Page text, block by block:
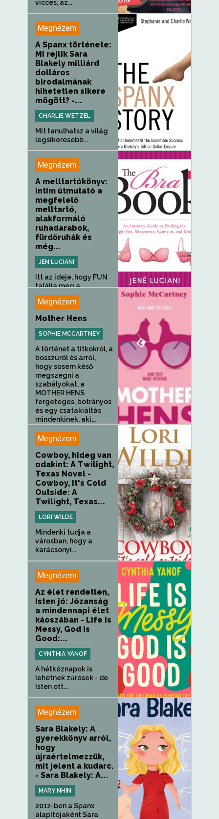
vicces, az...
Megnézem
A Spanx története:
Mi rejlik Sara
Blakely milliárd
dolláros
birodalmának
hihetetlen sikere
mögött? -...
CHARLIE WETZEL
Mit tanulhatsz a világ
legsikeresebb...
Megnézem
A melltartókönyv:
Intim útmutató a
megfelelő
melltartó,
alakformáló
ruhadarabok,
fürdőruhák és
még...
JEN LUCIANI
Itt az ideje, hogy FUN
találja meg a
tökéletes...
Megnézem
Mother Hens
SOPHIE MCCARTNEY
A történet a titkokról, a
bosszúról és arról,
hogy sosem késő
megszegni a
szabályokat, a
MOTHER HENS
fergeteges, botrányos
és egy csatakiáltás
mindenkinek, aki...
Megnézem
Cowboy, hideg van
odakint: A Twilight,
Texas Novel -
Cowboy, It's Cold
Outside: A
Twilight, Texas...
LORI WILDE
Mindenki tudja a
városban, hogy a
karácsonyi...
Megnézem
Az élet rendetlen,
Isten jó: Józanság
a mindennapi élet
káoszában - Life Is
Messy, God Is
Good:...
CYNTHIA YANOF
A hétköznapok is
lehetnek zűrösek - de
Isten ott...
Megnézem
Sara Blakely: A
gyerekkönyv arról,
hogy
újraértelmezzük,
mit jelent a kudarc.
- Sara Blakely: A...
MARY NHIN
2012-ben a Spanx
alapítójaként Sara